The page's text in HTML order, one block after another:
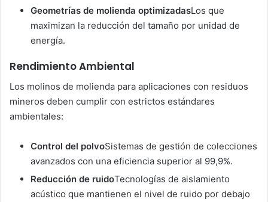
Geometrías de molienda optimizadasLos que
maximizan la reducción del tamaño por unidad de
energía.
Rendimiento Ambiental
Los molinos de molienda para aplicaciones con residuos
mineros deben cumplir con estrictos estándares
ambientales:
Control del polvoSistemas de gestión de colecciones
avanzados con una eficiencia superior al 99,9%.
Reducción de ruidoTecnologías de aislamiento
acústico que mantienen el nivel de ruido por debajo